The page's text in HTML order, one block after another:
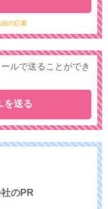
由の応募
ルで送ることができ
を送る
のPR